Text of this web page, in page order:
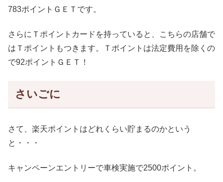
783ポイントＧＥＴです。
さらにＴポイントカードを持っていると、こちらの店舗で
はＴポイントもつきます。Ｔポイントは法定費用を除くの
で92ポイントＧＥＴ！
さいごに
さて、楽天ポイントはどれくらい貯まるのかという
と・・・
キャンペーンエントリーで車検実施で2500ポイント。